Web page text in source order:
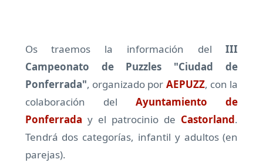
Os traemos la información delIII
Campeonato de Puzzles "Ciudad de
Ponferrada", organizado por AEPUZZ, con la
colaboración delAyuntamiento de
Ponferrada y el patrocinio de Castorland.
Tendrá dos categorías, infantil y adultos (en
parejas).